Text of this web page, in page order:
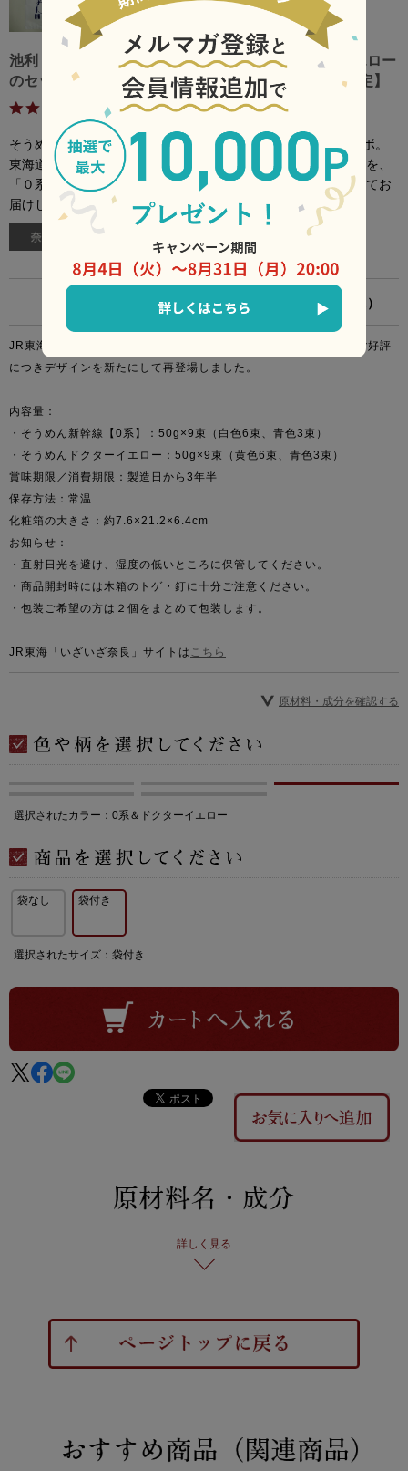
池利 そうめん新幹線【0系】、そうめんドクターイエロー
のセット（各１点） 手提げ袋付き【いいもの探訪限定】
4.7 （80） レビューを見る
そうめん発祥の地“三輪の里”の老舗「池利」とＪＲ東海がコラボ。
東海道新幹線とドクターイエローをイメージした色のそうめんを、
「０系」「ドクターイエロー」のイラストを描いた木箱に入れてお
届けします。
3,802円 （税込）
JR東海の奈良キャンペーンの一環で実現したそうめん新幹線が、ご好評
につきデザインを新たにして再登場しました。
内容量：
・そうめん新幹線【0系】：50g×9束（白色6束、青色3束）
・そうめんドクターイエロー：50g×9束（黄色6束、青色3束）
賞味期限／消費期限：製造日から3年半
保存方法：常温
化粧箱の大きさ：約7.6×21.2×6.4cm
お知らせ：
・直射日光を避け、湿度の低いところに保管してください。
・商品開封時には木箱のトゲ・釘に十分ご注意ください。
・包装ご希望の方は２個をまとめて包装します。
JR東海「いざいざ奈良」サイトは こちら
原材料・成分を確認する
選択されたカラー：0系＆ドクターイエロー
袋なし 袋付き
選択されたサイズ：袋付き
詳しく見る